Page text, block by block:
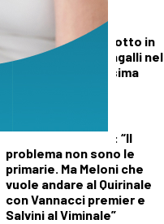
Dragons Prato, il botto in
coda: Gianni Cantagalli nel
roster per la prossima
Renzi in Versiliana: “Il
problema non sono le
primarie. Ma Meloni che
vuole andare al Quirinale
con Vannacci premier e
Salvini al Viminale”